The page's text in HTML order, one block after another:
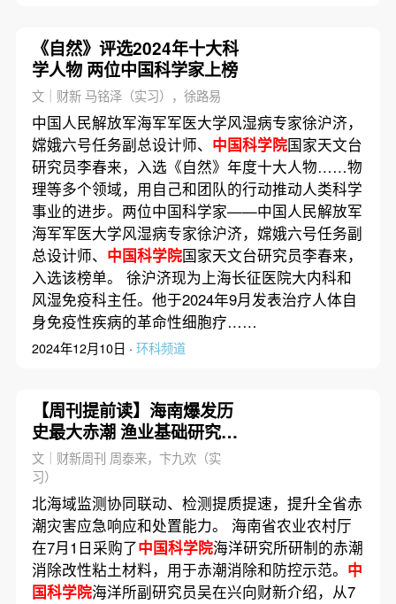
《自然》评选2024年十大科
学人物 两位中国科学家上榜
文｜财新 马铭泽（实习），徐路易
中国人民解放军海军军医大学风湿病专家徐沪济，
嫦娥六号任务副总设计师、 中国科学院国家天文台
研究员李春来，入选《自然》年度十大人物……物
理等多个领域，用自己和团队的行动推动人类科学
事业的进步。两位中国科学家——中国人民解放军
海军军医大学风湿病专家徐沪济，嫦娥六号任务副
总设计师、 中国科学院国家天文台研究员李春来，
入选该榜单。 徐沪济现为上海长征医院大内科和
风湿免疫科主任。他于2024年9月发表治疗人体自
身免疫性疾病的革命性细胞疗……
2024年12月10日 · 环科频道
【周刊提前读】海南爆发历
史最大赤潮 渔业基础研究与
防范应对亟待提升
文｜财新周刊 周泰来，卞九欢（实
习）
北海域监测协同联动、检测提质提速，提升全省赤
潮灾害应急响应和处置能力。 海南省农业农村厅
在7月1日采购了中国科学院海洋研究所研制的赤潮
消除改性粘土材料，用于赤潮消除和防控示范。 中
国科学院海洋所副研究员吴在兴向财新介绍，从7